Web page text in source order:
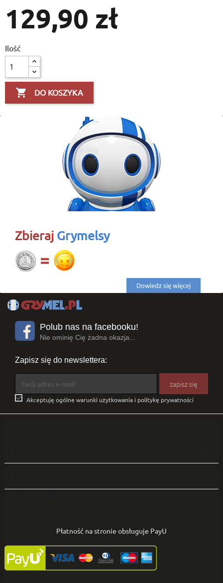
129,90 zł
Ilość
 DO KOSZYKA
Zbieraj Grymelsy
Dowiedz się więcej
Polub nas na facebooku!
Nie ominię Cię żadna okazja...
Zapisz się do newslettera:
 Akceptuję ogólne warunki użytkowania i politykę prywatności
Płatność na stronie obsługuje PayU